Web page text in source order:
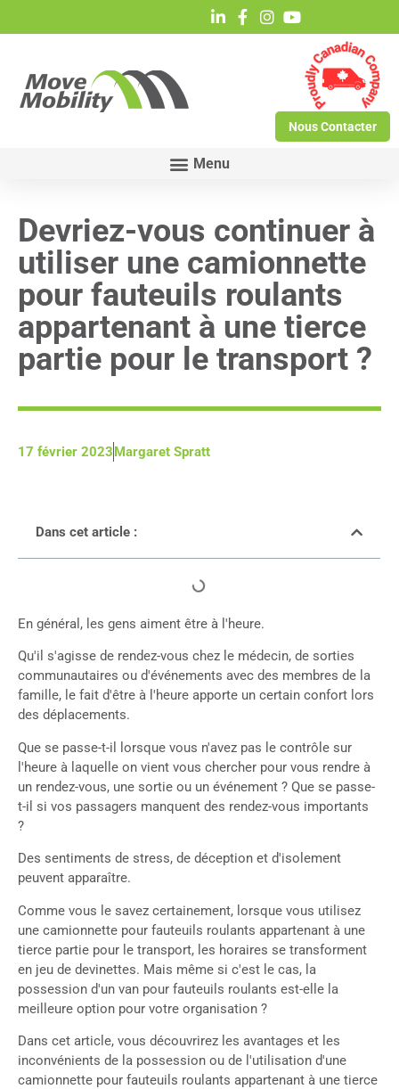
Nous Contacter
Devriez-vous continuer à
utiliser une camionnette
pour fauteuils roulants
appartenant à une tierce
partie pour le transport ?
17 février 2023Margaret Spratt
Dans cet article :
En général, les gens aiment être à l'heure.
Qu'il s'agisse de rendez-vous chez le médecin, de sorties
communautaires ou d'événements avec des membres de la
famille, le fait d'être à l'heure apporte un certain confort lors
des déplacements.
Que se passe-t-il lorsque vous n'avez pas le contrôle sur
l'heure à laquelle on vient vous chercher pour vous rendre à
un rendez-vous, une sortie ou un événement ? Que se passe-
t-il si vos passagers manquent des rendez-vous importants
?
Des sentiments de stress, de déception et d'isolement
peuvent apparaître.
Comme vous le savez certainement, lorsque vous utilisez
une camionnette pour fauteuils roulants appartenant à une
tierce partie pour le transport, les horaires se transforment
en jeu de devinettes. Mais même si c'est le cas, la
possession d'un van pour fauteuils roulants est-elle la
meilleure option pour votre organisation ?
Dans cet article, vous découvrirez les avantages et les
inconvénients de la possession ou de l'utilisation d'une
camionnette pour fauteuils roulants appartenant à une tierce